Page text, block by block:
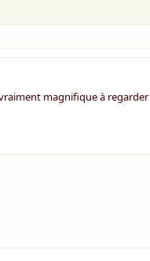
vraiment magnifique à regarder